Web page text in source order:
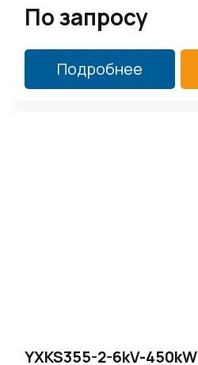
По запросу
Подробнее
YXKS355-2-6kV-450kW